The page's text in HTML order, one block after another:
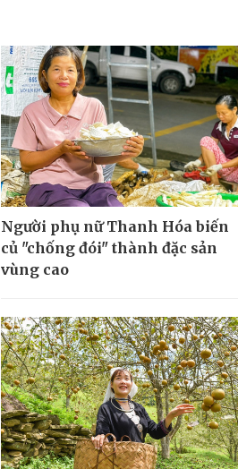
Người phụ nữ Thanh Hóa biến
củ "chống đói" thành đặc sản
vùng cao